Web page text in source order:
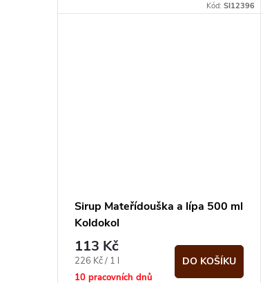
Kód:SI12396
Sirup Mateřídouška a lípa 500 ml
Koldokol
113 Kč
Měrná
cena:
226 Kč / 1 l
10 pracovních dnů
DO KOŠÍKU